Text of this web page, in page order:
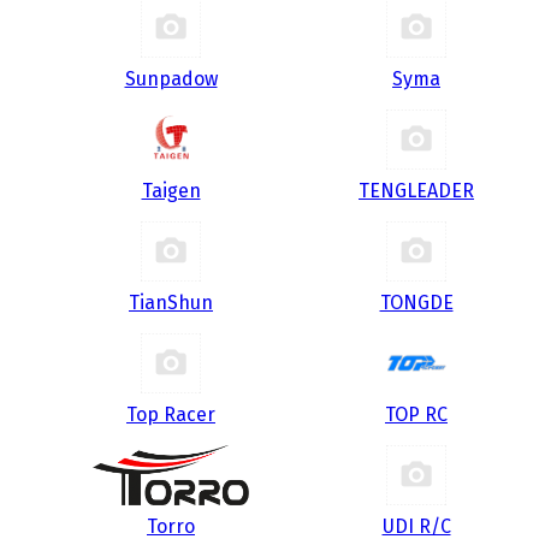
Sunpadow Syma
Taigen TENGLEADER
TianShun TONGDE
Top Racer TOP RC
Torro UDI R/С